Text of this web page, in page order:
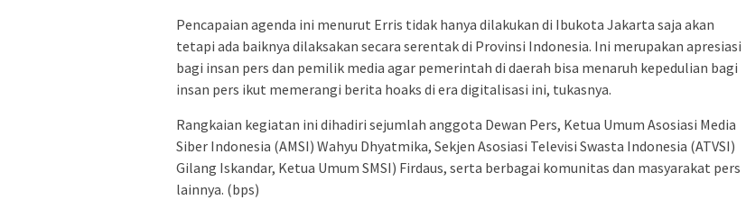
Pencapaian agenda ini menurut Erris tidak hanya dilakukan di Ibukota Jakarta saja akan
tetapi ada baiknya dilaksakan secara serentak di Provinsi Indonesia. Ini merupakan apresiasi
bagi insan pers dan pemilik media agar pemerintah di daerah bisa menaruh kepedulian bagi
insan pers ikut memerangi berita hoaks di era digitalisasi ini, tukasnya.
Rangkaian kegiatan ini dihadiri sejumlah anggota Dewan Pers, Ketua Umum Asosiasi Media
Siber Indonesia (AMSI) Wahyu Dhyatmika, Sekjen Asosiasi Televisi Swasta Indonesia (ATVSI)
Gilang Iskandar, Ketua Umum SMSI) Firdaus, serta berbagai komunitas dan masyarakat pers
lainnya. (bps)